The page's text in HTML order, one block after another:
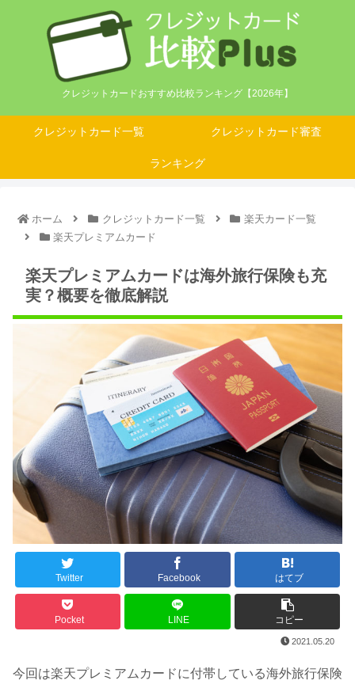
クレジットカードおすすめ比較ランキング【2026年】
クレジットカード一覧 クレジットカード審査
ランキング
ホーム クレジットカード一覧
楽天カード一覧
楽天プレミアムカード
楽天プレミアムカードは海外旅行保険も充
実？概要を徹底解説
Twitter Facebook はてブ
Pocket LINE コピー
2021.05.20
今回は楽天プレミアムカードに付帯している海外旅行保険